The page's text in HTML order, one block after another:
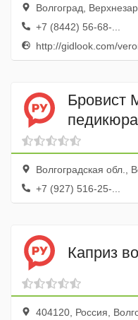
Волгоград,
+7 (8442) 56-68-...
http://gidlook.com/
Бровист
педикюра
Волгоградская обл.,
+7 (927) 516-25-...
Каприз
404120, Россия,